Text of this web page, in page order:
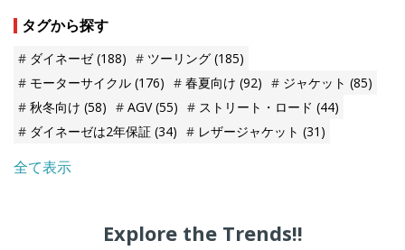
タグから探す
ダイネーゼ(188) ツーリング (185)
モーターサイクル (176) 春夏向け (92) ジャケット (85)
秋冬向け (58) AGV(55) ストリート・ロード (44)
ダイネーゼは2年保証 (34) レザージャケット (31)
全て表示
Explore the Trends!!